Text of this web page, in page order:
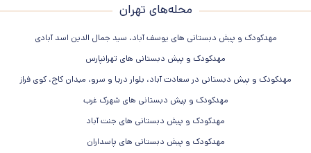
محله‌های تهران
مهدکودک و پیش دبستانی های یوسف آباد، سید جمال الدین اسد آبادی
مهدکودک و پیش دبستانی های تهرانپارس
مهدکودک و پیش دبستانی در سعادت آباد، بلوار دریا و سرو، میدان کاج، کوی فراز
مهدکودک و پیش دبستانی های شهرک غرب
مهدکودک و پیش دبستانی های جنت آباد
مهدکودک و پیش دبستانی های پاسداران